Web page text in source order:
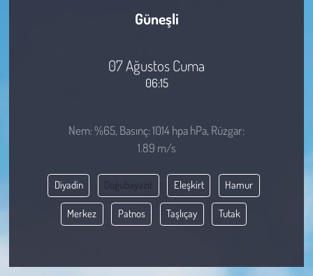
Güneşli
07 Ağustos Cuma
06:15
Nem: %65, Basınç: 1014 hpa hPa, Rüzgar:
1.89 m/s
Diyadin Doğubayazıt Eleşkirt Hamur
Merkez Patnos Taşlıçay Tutak
Hayvan Hakları
Çevre